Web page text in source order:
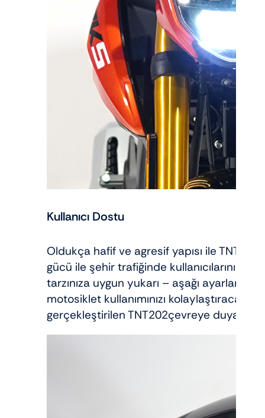
Kullanıcı Dostu
Oldukça hafif ve agresif yapısı ile
gücü ile şehir trafiğinde kullanıcılarının
tarzınıza uygun yukarı – aşağı
motosiklet kullanımınızı
gerçekleştirilen TNT202çevreye duyarlı